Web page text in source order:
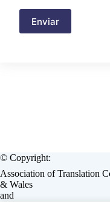
© Copyright:
Association of Translation
& Wales
and